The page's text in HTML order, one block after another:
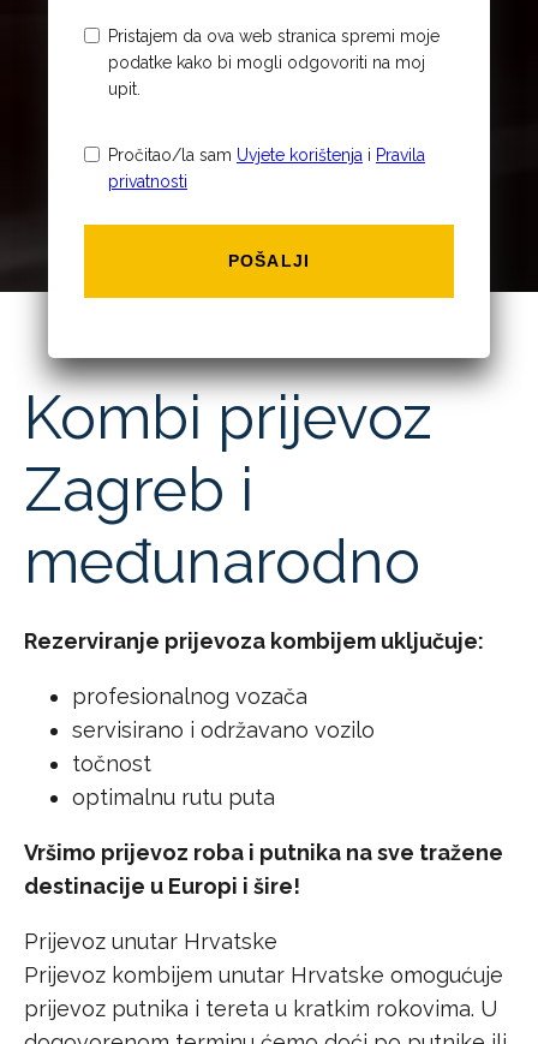
Pristajem da ova web stranica spremi moje
podatke kako bi mogli odgovoriti na moj
upit.
Pročitao/la sam Uvjete korištenja i Pravila
privatnosti
POŠALJI
Kombi prijevoz
Zagreb i
međunarodno
Rezerviranje prijevoza kombijem uključuje:
profesionalnog vozača
servisirano i održavano vozilo
točnost
optimalnu rutu puta
Vršimo prijevoz roba i putnika na sve tražene
destinacije u Europi i šire!
Prijevoz unutar Hrvatske
Prijevoz kombijem unutar Hrvatske omogućuje
prijevoz putnika i tereta u kratkim rokovima. U